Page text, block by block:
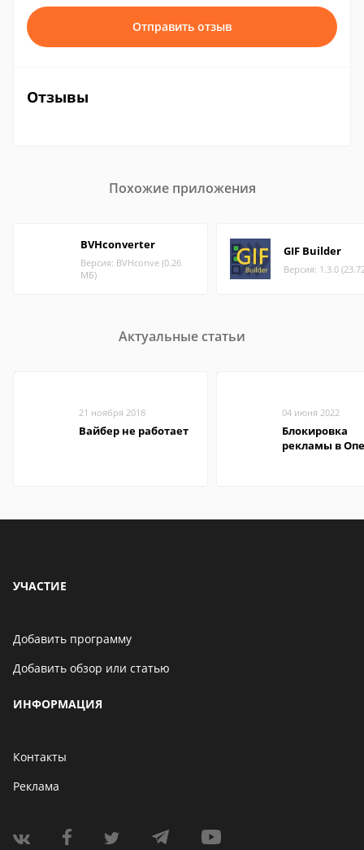
Отправить отзыв
Отзывы
Похожие приложения
BVHconverter
Версия: BVHconve (0.26
МБ)
GIF Builder
Версия: 1.3.0
Актуальные статьи
21 ноября 2018
Вайбер не работает
04 июня 2022
Блокировка
рекламы в
УЧАСТИЕ
Добавить программу
Добавить обзор или статью
ИНФОРМАЦИЯ
Контакты
Реклама